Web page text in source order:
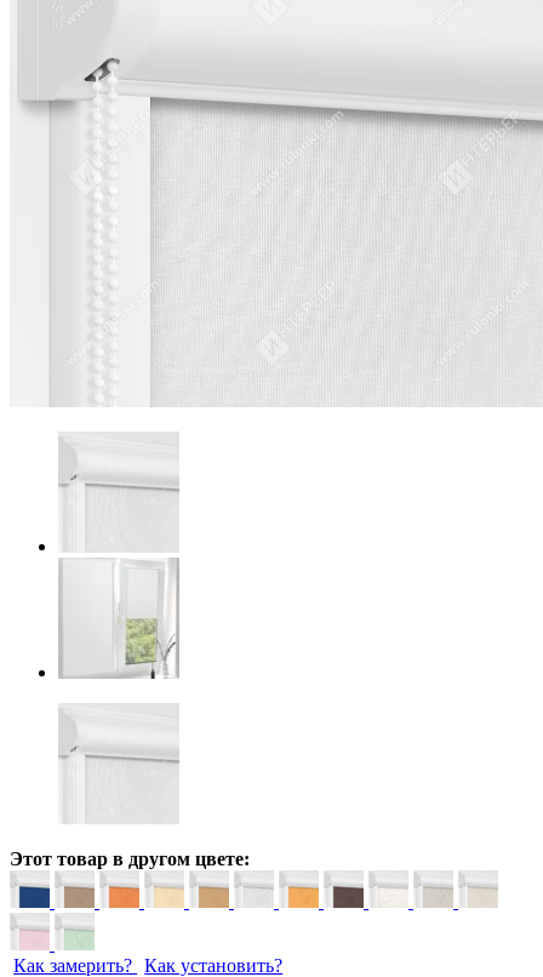
Этот товар в другом цвете:
Как замерить? Как установить?